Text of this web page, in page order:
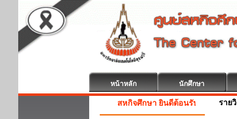
หน้าหลัก นักศึกษา
สหกิจศึกษา ยินดีต้อนรับ ราย